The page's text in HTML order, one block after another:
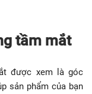
tầm mắt
được xem là góc
sản phẩm của bạn